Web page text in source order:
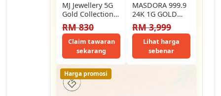
MJ Jewellery 5G
Gold Collection
999.9/24K
Butterfly Series
Gold Bar F29 (1g)
RM 830
Claim tawaran
sekarang
MASDORA 999.9
24K 1G GOLD
BAR GOLDEN
DRAGON LUNAR
CALENDAR YEAR
COLLECTION
RM 3,999
Lihat harga
sebenar
Harga promosi